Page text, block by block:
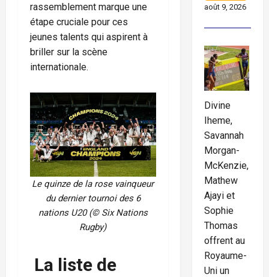
rassemblement marque une
étape cruciale pour ces
jeunes talents qui aspirent à
briller sur la scène
internationale.
Le quinze de la rose vainqueur
du dernier tournoi des 6
nations U20 (© Six Nations
Rugby)
La liste de
août 9, 2026
Divine
Iheme,
Savannah
Morgan-
McKenzie,
Mathew
Ajayi et
Sophie
Thomas
offrent au
Royaume-
Uni un